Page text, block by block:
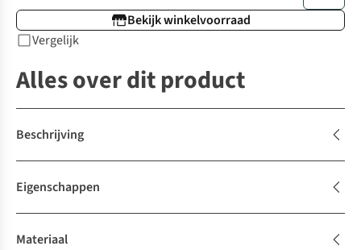
Bekijk winkelvoorraad
Vergelijk
Alles over dit product
Beschrijving
Eigenschappen
Materiaal